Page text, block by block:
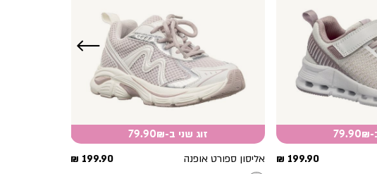
מחיר
199.90 ₪
זוג שני ב-79.90₪
אליסון ספורט אופנה
מחיר
199.90 ₪
שמאלה